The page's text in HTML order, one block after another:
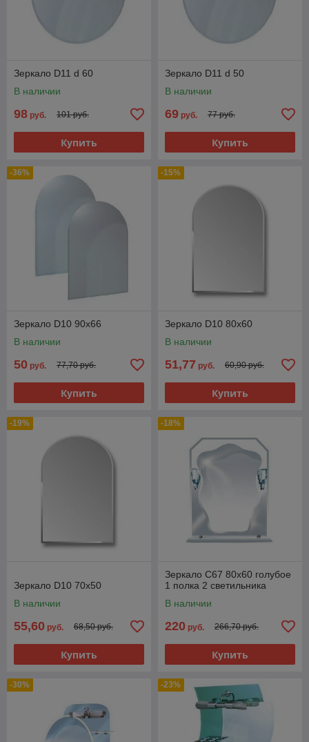
Зеркало D11 d 60
В наличии
98 руб. 101 руб.
Купить
Зеркало D11 d 50
В наличии
69 руб. 77 руб.
Купить
-36%
Зеркало D10 90x66
В наличии
50 руб. 77,70 руб.
Купить
-15%
Зеркало D10 80x60
В наличии
51,77 руб. 60,90 руб.
Купить
-19%
Зеркало D10 70x50
В наличии
55,60 руб. 68,50 руб.
Купить
-18%
Зеркало C67 80x60 голубое
1 полка 2 светильника
В наличии
220 руб. 266,70 руб.
Купить
-30% -23%